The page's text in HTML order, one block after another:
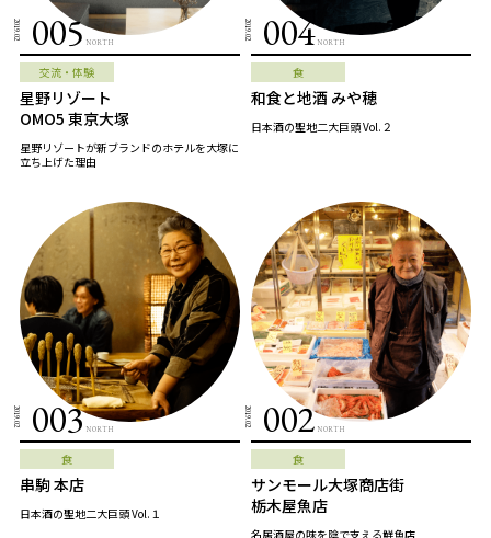
2019.02 005 NORTH
交流・体験
星野リゾート
OMO5 東京大塚
星野リゾートが新ブランドのホテルを大塚に
立ち上げた理由
2019.02 004 NORTH
食
和食と地酒 みや穂
日本酒の聖地二大巨頭 Vol.２
2019.02 003 NORTH
食
串駒 本店
日本酒の聖地二大巨頭 Vol.１
2019.02 002 NORTH
食
サンモール大塚商店街
栃木屋魚店
名居酒屋の味を陰で支える鮮魚店